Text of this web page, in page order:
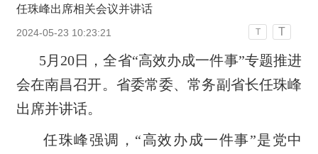
任珠峰出席相关会议并讲话
2024-05-23 10:23:21 T T
5月20日，全省“高效办成一件事”专题推进
会在南昌召开。省委常委、常务副省长任珠峰
出席并讲话。
任珠峰强调，“高效办成一件事”是党中